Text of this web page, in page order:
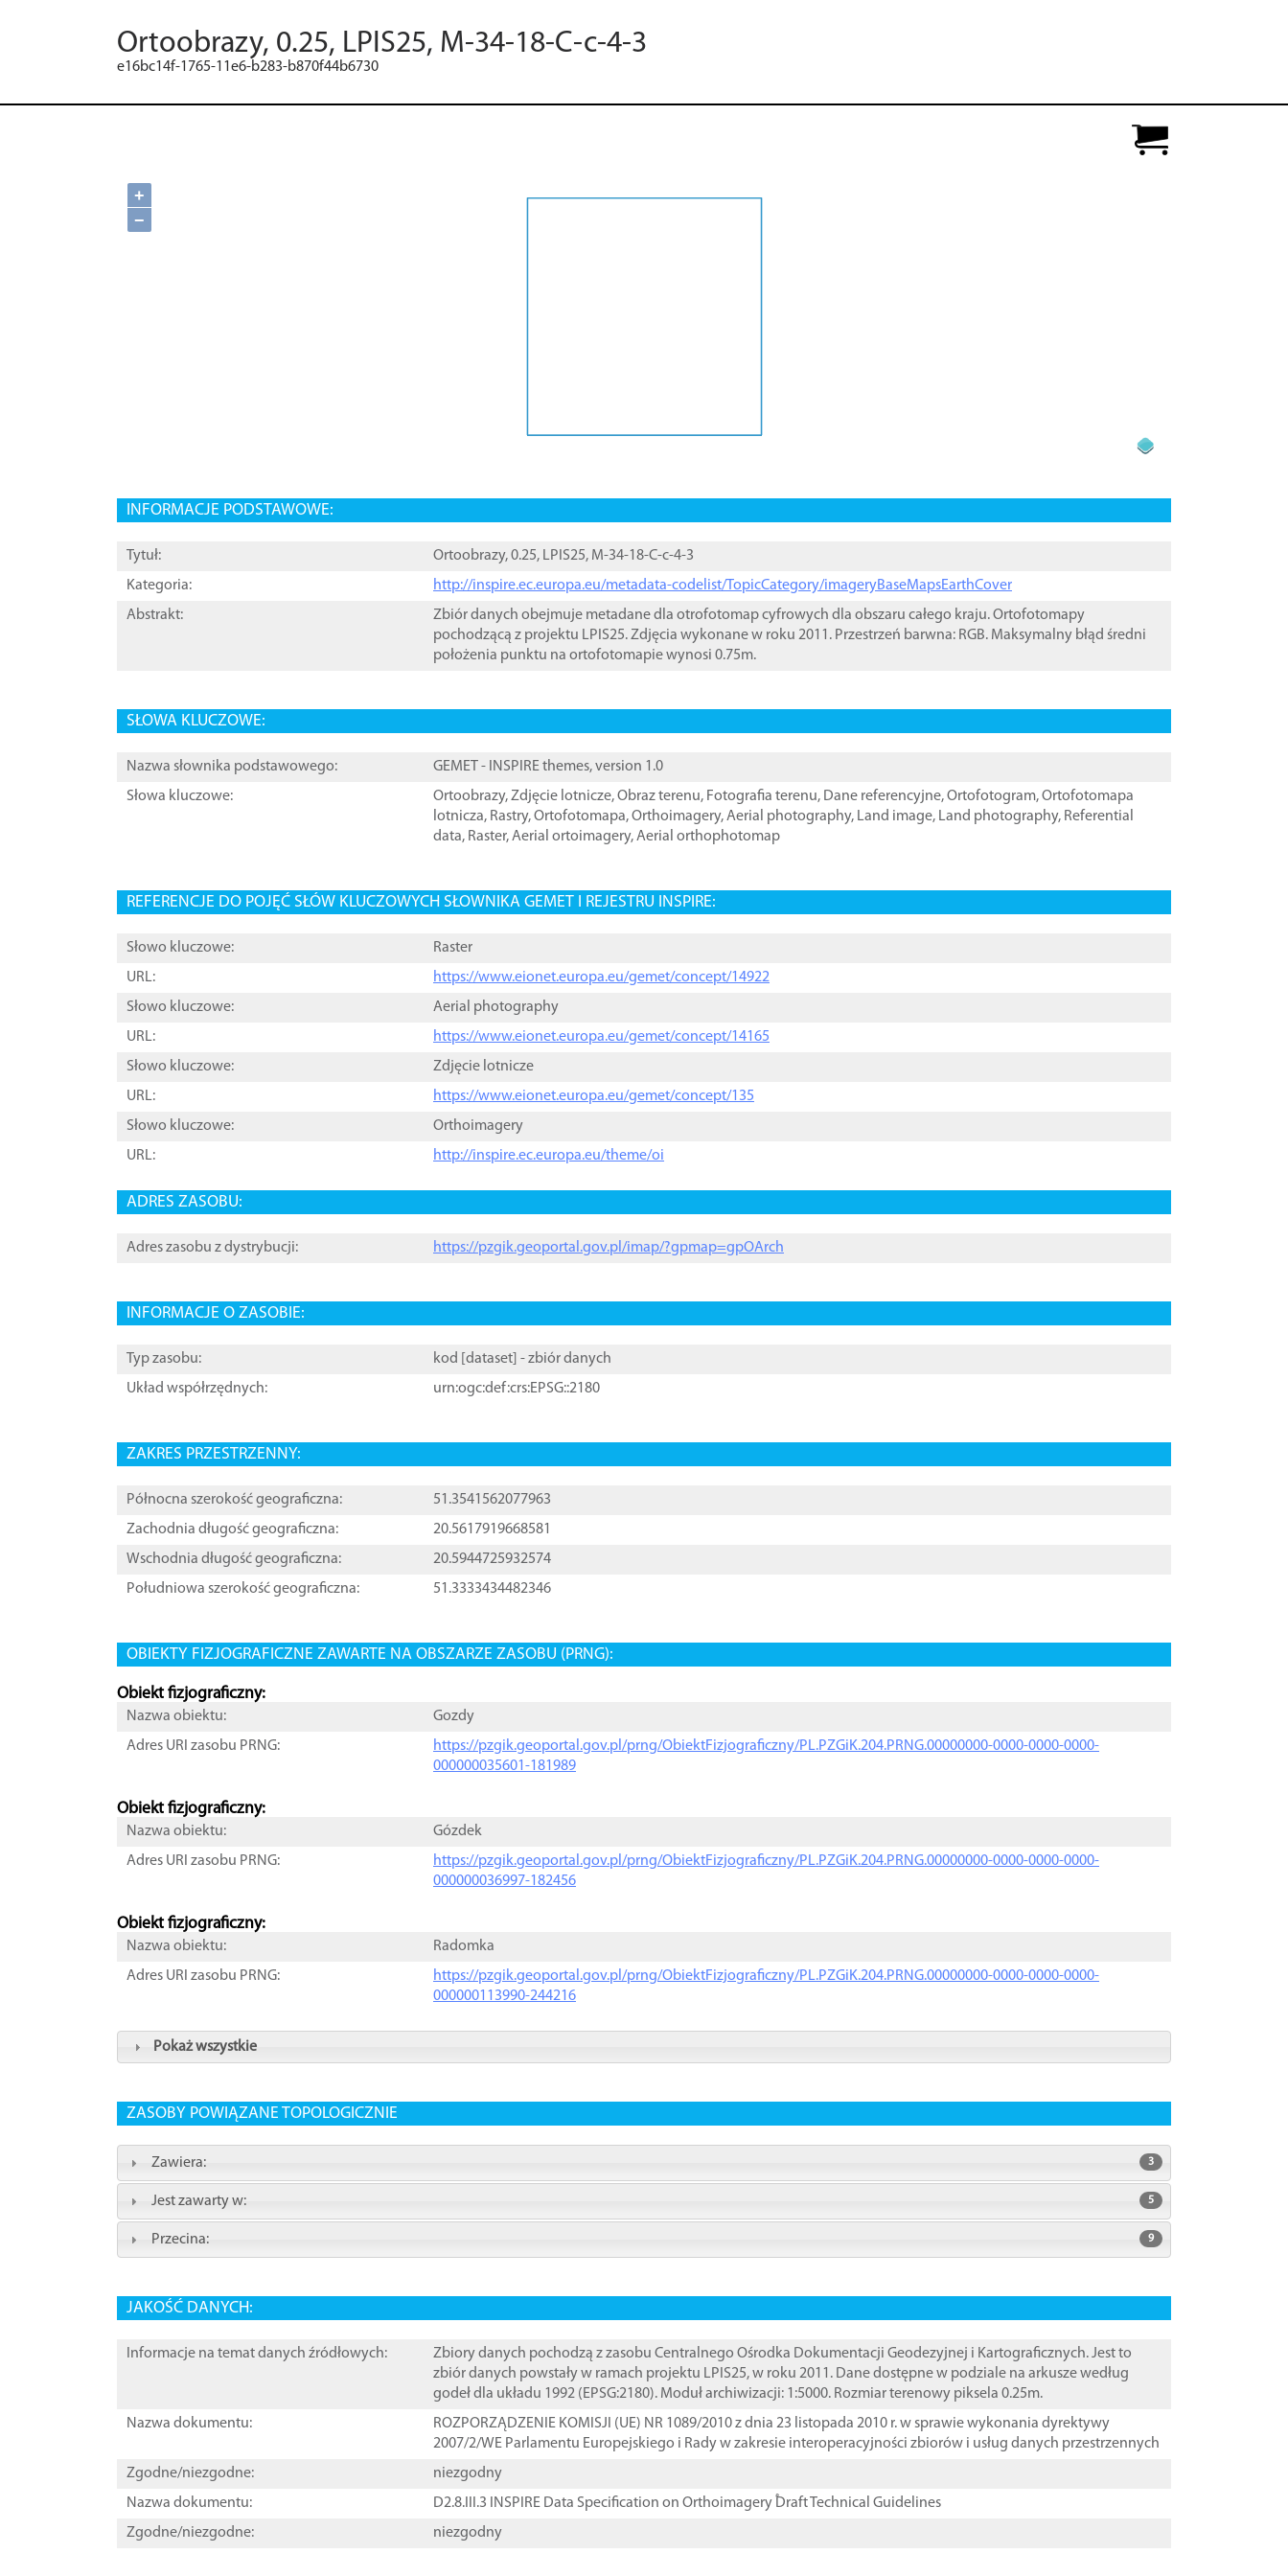
Ortoobrazy, 0.25, LPIS25, M-34-18-C-c-4-3
e16bc14f-1765-11e6-b283-b870f44b6730
+
−
INFORMACJE PODSTAWOWE:
Tytuł:
Ortoobrazy, 0.25, LPIS25, M-34-18-C-c-4-3
Kategoria:
http://inspire.ec.europa.eu/metadata-codelist/TopicCategory/imageryBaseMapsEarthCover
Abstrakt:
Zbiór danych obejmuje metadane dla otrofotomap cyfrowych dla obszaru całego kraju. Ortofotomapy
pochodzącą z projektu LPIS25. Zdjęcia wykonane w roku 2011. Przestrzeń barwna: RGB. Maksymalny błąd średni
położenia punktu na ortofotomapie wynosi 0.75m.
SŁOWA KLUCZOWE:
Nazwa słownika podstawowego:
GEMET - INSPIRE themes, version 1.0
Słowa kluczowe:
Ortoobrazy,Zdjęcie lotnicze,Obraz terenu, Fotografia terenu, Dane referencyjne,Ortofotogram,Ortofotomapa
lotnicza, Rastry,Ortofotomapa,Orthoimagery,Aerial photography, Land image, Land photography, Referential
data, Raster,Aerial ortoimagery,Aerial orthophotomap
REFERENCJE DO POJĘĆ SŁÓW KLUCZOWYCH SŁOWNIKA GEMET I REJESTRU INSPIRE:
Słowo kluczowe:
Raster
URL:
https://www.eionet.europa.eu/gemet/concept/14922
Słowo kluczowe:
Aerial photography
URL:
https://www.eionet.europa.eu/gemet/concept/14165
Słowo kluczowe:
Zdjęcie lotnicze
URL:
https://www.eionet.europa.eu/gemet/concept/135
Słowo kluczowe:
Orthoimagery
URL:
http://inspire.ec.europa.eu/theme/oi
ADRES ZASOBU:
Adres zasobu z dystrybucji: https://pzgik.geoportal.gov.pl/imap/?gpmap=gpOArch
INFORMACJE O ZASOBIE:
Typ zasobu: kod [ dataset ] - zbiór danych
Układ współrzędnych:
urn:ogc:def:crs:EPSG::2180
ZAKRES PRZESTRZENNY:
Północna szerokość geograficzna:
51.3541562077963
Zachodnia długość geograficzna:
20.5617919668581
Wschodnia długość geograficzna:
20.5944725932574
Południowa szerokość geograficzna:
51.3333434482346
OBIEKTY FIZJOGRAFICZNE ZAWARTE NA OBSZARZE ZASOBU (PRNG):
Obiekt fizjograficzny:
Nazwa obiektu:
Gozdy
Adres URI zasobu PRNG:
https://pzgik.geoportal.gov.pl/prng/ObiektFizjograficzny/PL.PZGiK.204.PRNG.00000000-0000-0000-0000-
000000035601-181989
Obiekt fizjograficzny:
Nazwa obiektu:
Gózdek
Adres URI zasobu PRNG:
https://pzgik.geoportal.gov.pl/prng/ObiektFizjograficzny/PL.PZGiK.204.PRNG.00000000-0000-0000-0000-
000000036997-182456
Obiekt fizjograficzny:
Nazwa obiektu:
Radomka
Adres URI zasobu PRNG:
https://pzgik.geoportal.gov.pl/prng/ObiektFizjograficzny/PL.PZGiK.204.PRNG.00000000-0000-0000-0000-
000000113990-244216
Pokaż wszystkie
ZASOBY POWIĄZANE TOPOLOGICZNIE
Zawiera: 3
Jest zawarty w: 5
Przecina: 9
JAKOŚĆ DANYCH:
Informacje na temat danych źródłowych:
Zbiory danych pochodzą z zasobu Centralnego Ośrodka Dokumentacji Geodezyjnej i Kartograficznych. Jest to
zbiór danych powstały w ramach projektu LPIS25, w roku 2011. Dane dostępne w podziale na arkusze według
godeł dla układu 1992 (EPSG:2180). Moduł archiwizacji: 1:5000. Rozmiar terenowy piksela 0.25m.
Nazwa dokumentu:
ROZPORZĄDZENIE KOMISJI (UE) NR 1089/2010 z dnia 23 listopada 2010 r. w sprawie wykonania dyrektywy
2007/2/WE Parlamentu Europejskiego i Rady w zakresie interoperacyjności zbiorów i usług danych przestrzennych
Zgodne/niezgodne:
niezgodny
Nazwa dokumentu:
D2.8.III.3 INSPIRE Data Specification on Orthoimagery ֠Draft Technical Guidelines
Zgodne/niezgodne:
niezgodny